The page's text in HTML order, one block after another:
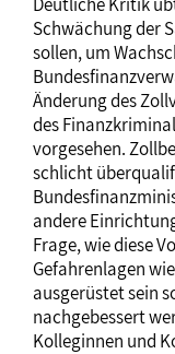
Schwächung der
sollen, um
Änderung des
des
vorgesehen.
schlicht
andere
Frage, wie diese
Gefahrenlagen
ausgerüstet sein
nachgebessert
Kolleginnen und